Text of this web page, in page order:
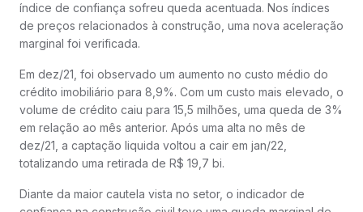
índice de confiança sofreu queda acentuada. Nos índices
de preços relacionados à construção, uma nova aceleração
marginal foi verificada.
Em dez/21, foi observado um aumento no custo médio do
crédito imobiliário para 8,9%. Com um custo mais elevado, o
volume de crédito caiu para 15,5 milhões, uma queda de 3%
em relação ao mês anterior. Após uma alta no mês de
dez/21, a captação liquida voltou a cair em jan/22,
totalizando uma retirada de R$ 19,7 bi.
Diante da maior cautela vista no setor, o indicador de